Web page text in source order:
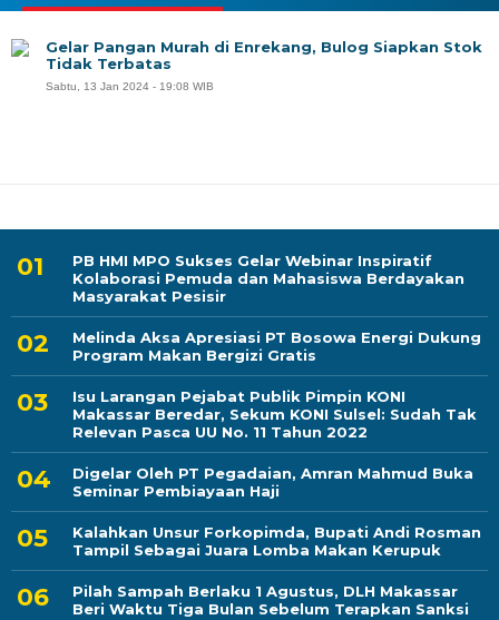
PB HMI MPO Sukses Gelar Webinar Inspiratif
Kolaborasi Pemuda dan Mahasiswa Berdayakan
Masyarakat Pesisir
Melinda Aksa Apresiasi PT Bosowa Energi Dukung
Program Makan Bergizi Gratis
Isu Larangan Pejabat Publik Pimpin KONI
Makassar Beredar, Sekum KONI Sulsel: Sudah Tak
Relevan Pasca UU No. 11 Tahun 2022
Digelar Oleh PT Pegadaian, Amran Mahmud Buka
Seminar Pembiayaan Haji
Kalahkan Unsur Forkopimda, Bupati Andi Rosman
Tampil Sebagai Juara Lomba Makan Kerupuk
Pilah Sampah Berlaku 1 Agustus, DLH Makassar
Beri Waktu Tiga Bulan Sebelum Terapkan Sanksi
Gelar Pangan Murah di Enrekang, Bulog Siapkan Stok
Tidak Terbatas
Sabtu, 13 Jan 2024 - 19:08 WIB